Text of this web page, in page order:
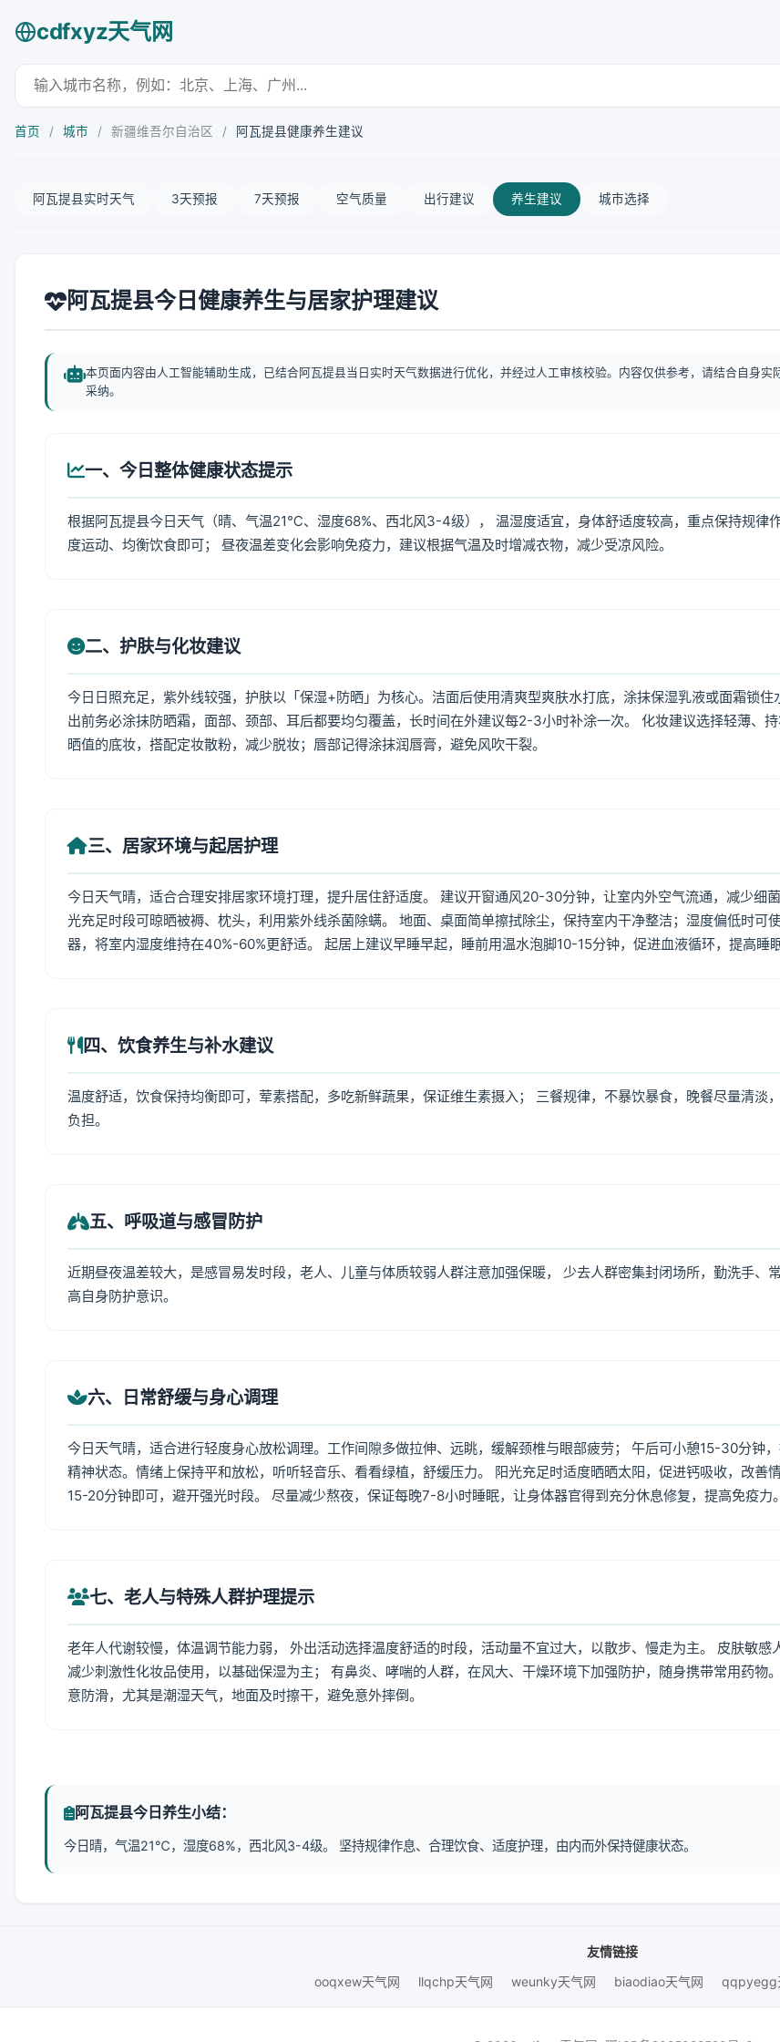
cdfxyz天气网
首页 / 城市 / 新疆维吾尔自治区 / 阿瓦提县健康养生建议
阿瓦提县实时天气 3天预报 7天预报 空气质量 出行建议 养生建议 城市选择
阿瓦提县今日健康养生与居家护理建议
本页面内容由人工智能辅助生成，已结合阿瓦提县当日实时天气数据进行优化，并经过人工审核校验。内容仅供参考，请结合自身实
采纳。
一、今日整体健康状态提示
根据阿瓦提县今日天气（晴、气温21℃、湿度68%、西北风3-4级）， 温湿度适宜，身体舒适度较高，重点保持规律
度运动、均衡饮食即可； 昼夜温差变化会影响免疫力，建议根据气温及时增减衣物，减少受凉风险。
二、护肤与化妆建议
今日日照充足，紫外线较强，护肤以「保湿+防晒」为核心。洁面后使用清爽型爽肤水打底，涂抹保湿乳液或面霜锁住
出前务必涂抹防晒霜，面部、颈部、耳后都要均匀覆盖，长时间在外建议每2-3小时补涂一次。 化妆建议选择轻薄、
晒值的底妆，搭配定妆散粉，减少脱妆；唇部记得涂抹润唇膏，避免风吹干裂。
三、居家环境与起居护理
今日天气晴，适合合理安排居家环境打理，提升居住舒适度。 建议开窗通风20-30分钟，让室内外空气流通，减少细
光充足时段可晾晒被褥、枕头，利用紫外线杀菌除螨。 地面、桌面简单擦拭除尘，保持室内干净整洁；湿度偏低时可
器，将室内湿度维持在40%-60%更舒适。 起居上建议早睡早起，睡前用温水泡脚10-15分钟，促进血液循环，提高睡眠
四、饮食养生与补水建议
温度舒适，饮食保持均衡即可，荤素搭配，多吃新鲜蔬果，保证维生素摄入； 三餐规律，不暴饮暴食，晚餐尽量清淡
负担。
五、呼吸道与感冒防护
近期昼夜温差较大，是感冒易发时段，老人、儿童与体质较弱人群注意加强保暖， 少去人群密集封闭场所，勤洗手、
高自身防护意识。
六、日常舒缓与身心调理
今日天气晴，适合进行轻度身心放松调理。工作间隙多做拉伸、远眺，缓解颈椎与眼部疲劳； 午后可小憩15-30分钟
精神状态。情绪上保持平和放松，听听轻音乐、看看绿植，舒缓压力。 阳光充足时适度晒晒太阳，促进钙吸收，改善
15-20分钟即可，避开强光时段。 尽量减少熬夜，保证每晚7-8小时睡眠，让身体器官得到充分休息修复，提高免疫力。
七、老人与特殊人群护理提示
老年人代谢较慢，体温调节能力弱， 外出活动选择温度舒适的时段，活动量不宜过大，以散步、慢走为主。 皮肤敏感
减少刺激性化妆品使用，以基础保湿为主； 有鼻炎、哮喘的人群，在风大、干燥环境下加强防护，随身携带常用药物
意防滑，尤其是潮湿天气，地面及时擦干，避免意外摔倒。
阿瓦提县今日养生小结：
今日晴，气温21℃，湿度68%，西北风3-4级。 坚持规律作息、合理饮食、适度护理，由内而外保持健康状态。
友情链接
ooqxew天气网
llqchp天气网 weunky天气网 biaodiao天气网 qqpyegg